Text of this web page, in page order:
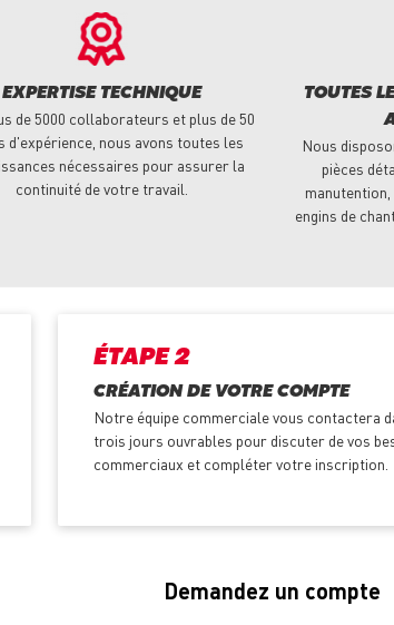
EXPERTISE TECHNIQUE
de 5000 collaborateurs et plus de 50
d'expérience, nous avons toutes les
nécessaires pour assurer la
continuité de votre travail.
TOUTES
Nous
pièces
engins de
ÉTAPE 2
CRÉATION DE VOTRE COMPTE
Notre équipe commerciale vous contactera
trois jours ouvrables pour discuter de vos
commerciaux et compléter votre inscription.
Demandez un compte